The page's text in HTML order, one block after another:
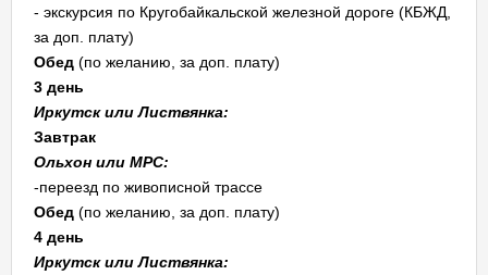
- экскурсия по Кругобайкальской железной дороге (КБЖД,
за доп. плату)
Обед (по желанию, за доп. плату)
3 день
Иркутск или Листвянка:
Завтрак
Ольхон или МРС:
-переезд по живописной трассе
Обед (по желанию, за доп. плату)
4 день
Иркутск или Листвянка: